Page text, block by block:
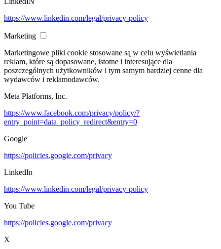
https://www.linkedin.com/legal/privacy-policy
Marketing
Marketingowe pliki cookie stosowane są w celu wyświetlania
reklam, które są dopasowane, istotne i interesujące dla
poszczególnych użytkowników i tym samym bardziej cenne dla
wydawców i reklamodawców.
Meta Platforms, Inc.
https://www.facebook.com/privacy/policy/?
entry_point=data_policy_redirect&entry=0
Google
https://policies.google.com/privacy
LinkedIn
https://www.linkedin.com/legal/privacy-policy
You Tube
https://policies.google.com/privacy
X